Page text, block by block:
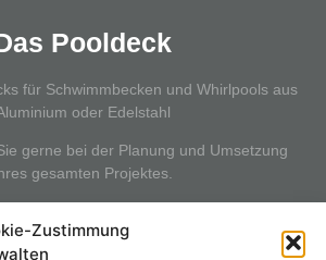
Zustimmung
Pooldeck
für Schwimmbecken und Whirlpools aus
oder Edelstahl
gerne bei der Planung und Umsetzung
gesamten Projektes.